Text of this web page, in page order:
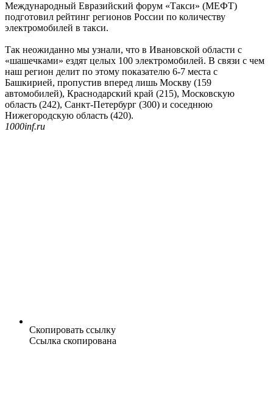
Международный Евразийский форум «Такси» (МЕФТ)
подготовил рейтинг регионов России по количеству
электромобилей в такси.
Так неожиданно мы узнали, что в Ивановской области с
«шашечками» ездят целых 100 электромобилей. В связи с чем
наш регион делит по этому показателю 6-7 места с
Башкирией, пропустив вперед лишь Москву (159
автомобилей), Краснодарский край (215), Московскую
область (242), Санкт-Петербург (300) и соседнюю
Нижегородскую область (420).
1000inf.ru
Скопировать ссылку
Ссылка скопирована